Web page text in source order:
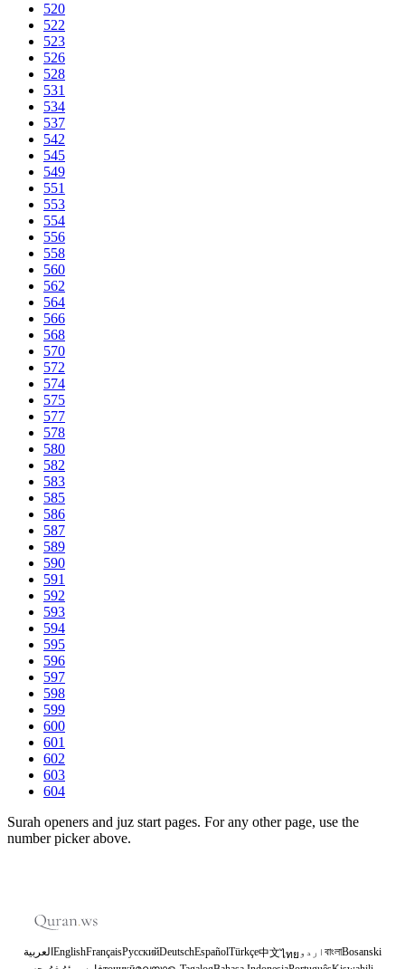
520
522
523
526
528
531
534
537
542
545
549
551
553
554
556
558
560
562
564
566
568
570
572
574
575
577
578
580
582
583
585
586
587
589
590
591
592
593
594
595
596
597
598
599
600
601
602
603
604
Surah openers and juz start pages. For any other page, use the
number picker above.
العربية EnglishFrançaisРусскийDeutschEspañolTürkçe中文ไทย اردو বাংলাBosanski